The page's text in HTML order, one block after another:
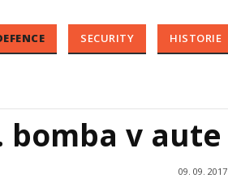
SECURITY HISTORIE
bomba v aute
09. 09. 2017